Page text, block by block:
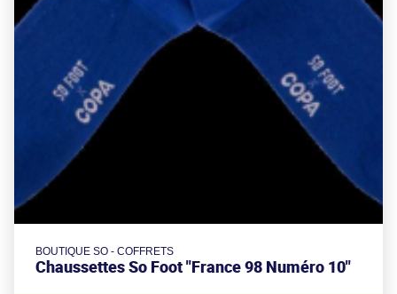
BOUTIQUE SO - COFFRETS
Chaussettes So Foot "France 98 Numéro 10"